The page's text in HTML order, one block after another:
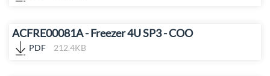
ACFRE00081A - Freezer 4U SP3 - COO
PDF 212.4KB